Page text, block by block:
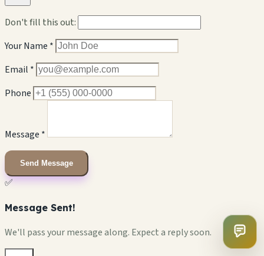
Don't fill this out:
Your Name *
Email *
Phone
Message *
Send Message
✅
Message Sent!
We'll pass your message along. Expect a reply soon.